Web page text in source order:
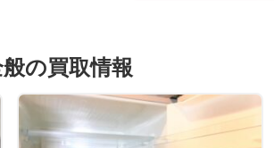
の買取情報